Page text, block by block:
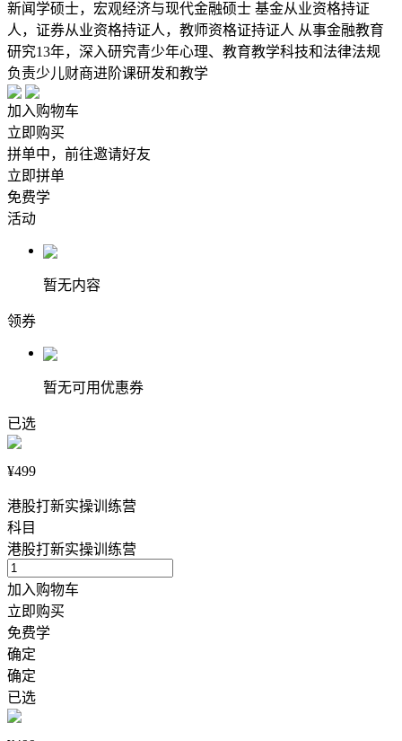
新闻学硕士，宏观经济与现代金融硕士 基金从业资格持证
人，证券从业资格持证人，教师资格证持证人 从事金融教育
研究13年，深入研究青少年心理、教育教学科技和法律法规
负责少儿财商进阶课研发和教学
加入购物车
立即购买
拼单中，前往邀请好友
立即拼单
免费学
活动
暂无内容
领券
暂无可用优惠券
已选
¥499
港股打新实操训练营
科目
港股打新实操训练营
加入购物车
立即购买
免费学
确定
确定
已选